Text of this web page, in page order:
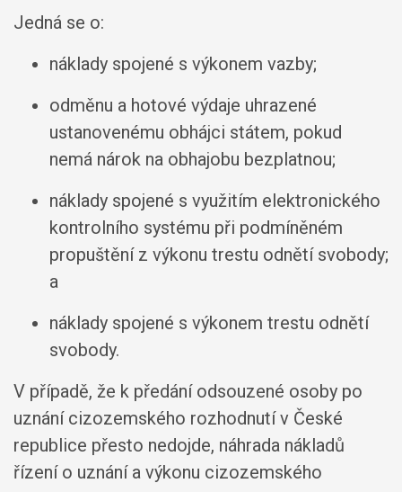
Jedná se o:
náklady spojené s výkonem vazby;
odměnu a hotové výdaje uhrazené
ustanovenému obhájci státem, pokud
nemá nárok na obhajobu bezplatnou;
náklady spojené s využitím elektronického
kontrolního systému při podmíněném
propuštění z výkonu trestu odnětí svobody;
a
náklady spojené s výkonem trestu odnětí
svobody.
V případě, že k předání odsouzené osoby po
uznání cizozemského rozhodnutí v České
republice přesto nedojde, náhrada nákladů
řízení o uznání a výkonu cizozemského